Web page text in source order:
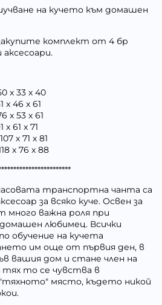
на кучето към домашен
комплект от 4 бр
аксесоари.
х 33 х 40
x 46 х 61
х 53 х 61
х 61 х 71
х 71 х 81
х 76 х 88
транспортна чанта са
за всяко куче. Освен за
важна роля при
любимец. Всички
обучение на кучета
им още от първия ден, в
вашия дом и стане член на
то се чувства в
място, където никой